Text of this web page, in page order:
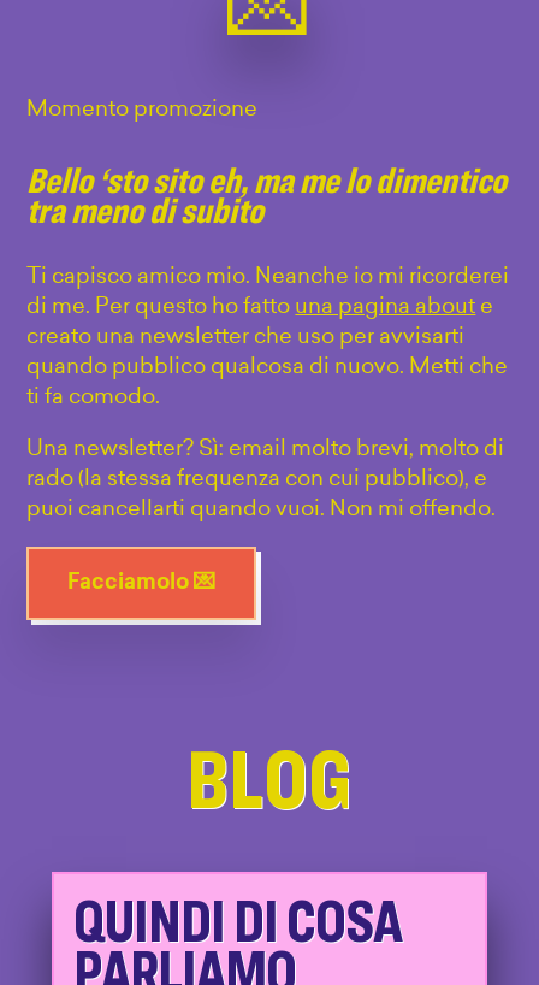
Momento promozione
Bello ‘sto sito eh, ma me lo dimentico
tra meno di subito
Ti capisco amico mio. Neanche io mi ricorderei
di me. Per questo ho fatto una pagina about e
creato una newsletter che uso per avvisarti
quando pubblico qualcosa di nuovo. Metti che
ti fa comodo.
Una newsletter? Sì: email molto brevi, molto di
rado (la stessa frequenza con cui pubblico), e
puoi cancellarti quando vuoi. Non mi offendo.
Facciamolo 💌
BLOG
QUINDI DI COSA
PARLIAMO